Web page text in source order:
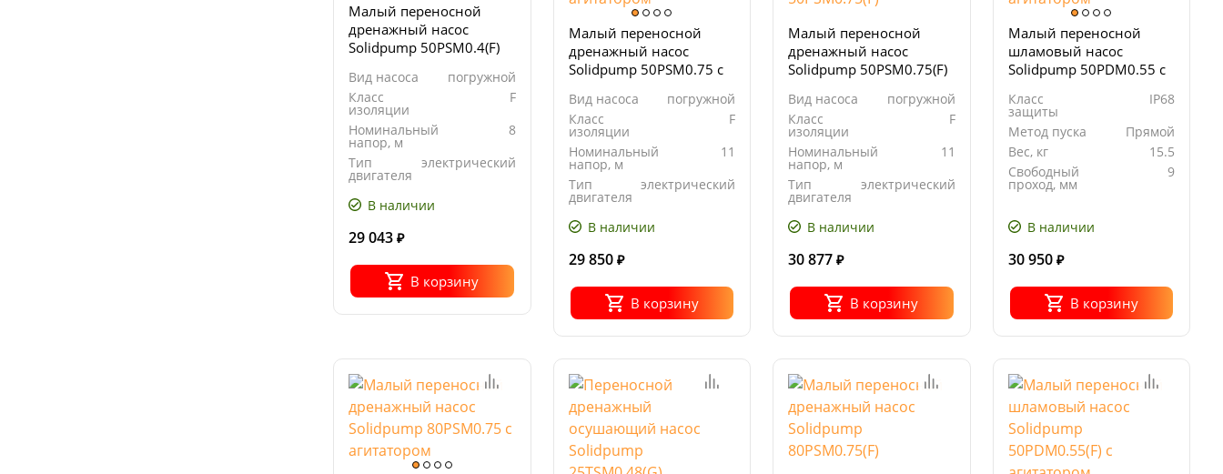
Малый переносной
дренажный насос
Solidpump 50PSM0.4(F)
Вид насоса
погружной
Класс
изоляции
F
Номинальный
напор, м
8
Тип
двигателя
электрический
В наличии
29 043 ₽
В корзину
Малый переносной
дренажный насос
Solidpump 50PSM0.75 с
Вид насоса
погружной
Класс
изоляции
F
Номинальный
напор, м
11
Тип
двигателя
электрический
В наличии
29 850 ₽
В корзину
Малый переносной
дренажный насос
Solidpump 50PSM0.75(F)
Вид насоса
погружной
Класс
изоляции
F
Номинальный
напор, м
11
Тип
двигателя
электрический
В наличии
30 877 ₽
В корзину
Малый переносной
шламовый насос
Solidpump 50PDM0.55 с
Класс
защиты
IP68
Метод пуска
Прямой
Вес, кг
15.5
Свободный
проход, мм
9
В наличии
30 950 ₽
В корзину